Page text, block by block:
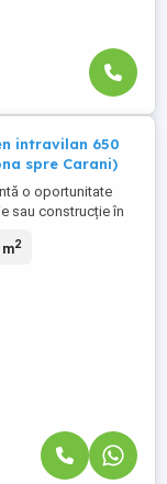
intravilan 650
spre Carani)
o oportunitate
sau construcție în
parcelă:
pentru flexibilitate
Gaz ...
2